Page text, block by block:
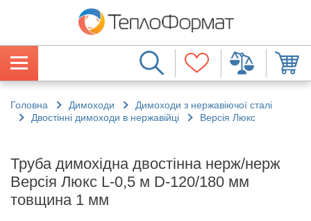
Головна Димоходи
Димоходи з нержавіючої сталі
Двостінні димоходи в нержавійці
Версія Люкс
Труба димохідна двостінна нерж/нерж
Версія Люкс L-0,5 м D-120/180 мм
товщина 1 мм